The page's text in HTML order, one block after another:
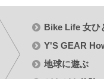
Bike Life 女ひ
Y'S GEAR
地球に遊ぶ